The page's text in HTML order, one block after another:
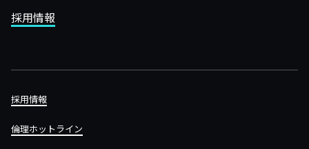
採用情報
採用情報
倫理ホットライン